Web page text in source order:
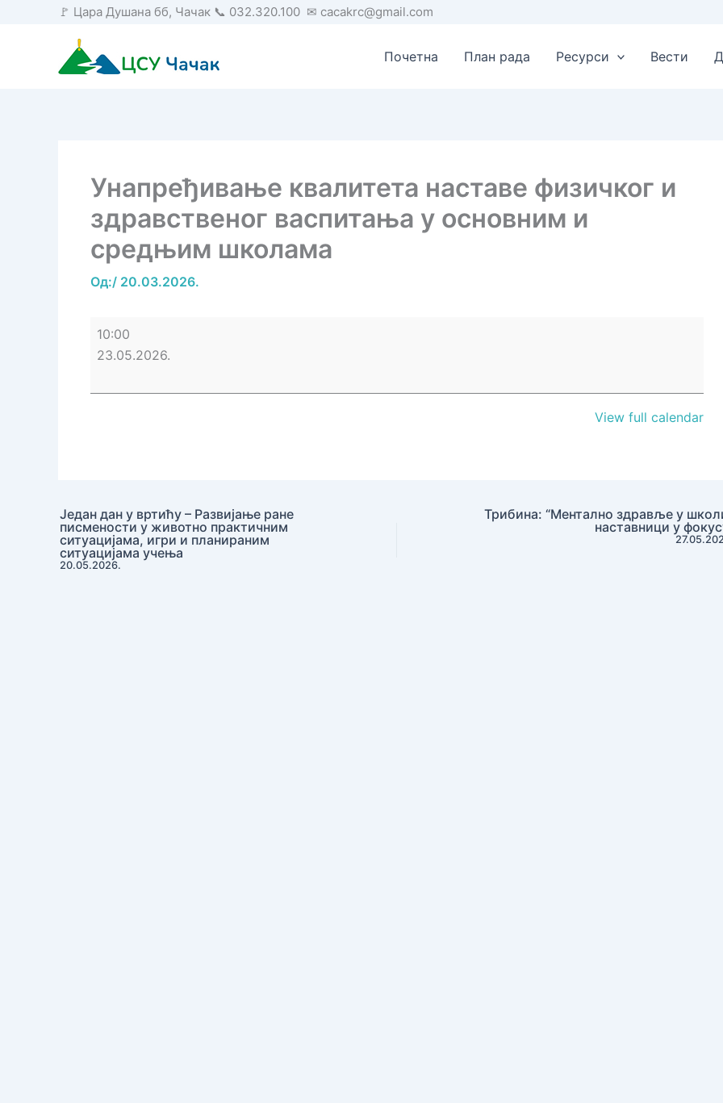
🚩 Цара Душана бб, Чачак 📞 032.320.100 ✉ cacakrc@gmail.com
Почетна План рада Ресурси Вести
Унапређивање квалитета наставе физичког и
здравственог васпитања у основним и
средњим школама
Од:/ 20.03.2026.
Унапређивање
квалитета
физичког
и
средњим
школама
10:00
23.05.2026.
View full calendar
Један дан у вртићу – Развијање ране
писмености у животно практичним
ситуацијама, игри и планираним
ситуацијама учења
20.05.2026.
Трибина: “Ментално здравље у
наставници у